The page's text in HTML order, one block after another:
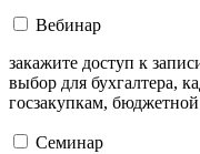
Вебинар
закажите доступ к
выбор для бухгалтера,
госзакупкам,
Семинар